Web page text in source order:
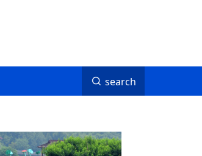
search